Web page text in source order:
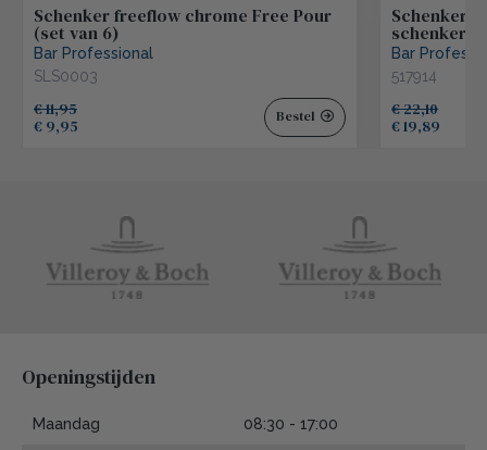
Schenker freeflow chrome Free Pour
(set van 6)
Bar Professional
SLS0003
€ 11,95
€ 9,95
Bestel
Schenker
schenker
Bar
517914
€ 22,10
€ 19,89
Openingstijden
Maandag 08:30 - 17:00